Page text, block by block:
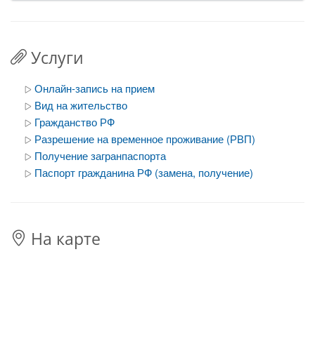
Услуги
Онлайн-запись на прием
Вид на жительство
Гражданство РФ
Разрешение на временное проживание (РВП)
Получение загранпаспорта
Паспорт гражданина РФ (замена, получение)
На карте